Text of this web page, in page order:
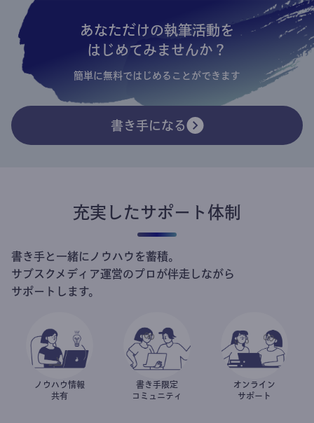
あなただけの執筆活動を
はじめてみませんか？
簡単に無料ではじめることができます
書き手になる
充実したサポート体制
書き手と一緒にノウハウを蓄積。
サブスクメディア運営のプロが伴走しながら
サポートします。
ノウハウ情報
共有
書き手限定
コミュニティ
オンライン
サポート